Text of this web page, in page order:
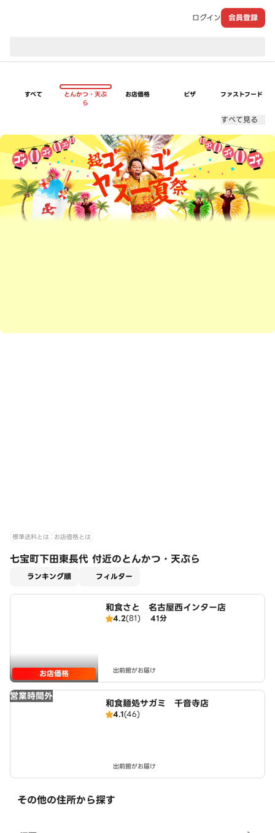
ログイン 会員登録
すべて
とんかつ・天ぷ
ら
お店価格 ピザ ファストフード
すべて見る
超ゴイゴイヤスー夏祭
標準送料とは お店価格とは
七宝町下田東長代 付近のとんかつ・天ぷら
ランキング順 フィルター
お店価格
和食さと 名古屋西インター店
4.2(81) 41分
出前館がお届け
営業時間外
和食麺処サガミ 千音寺店
4.1(46)
出前館がお届け
その他の住所から探す